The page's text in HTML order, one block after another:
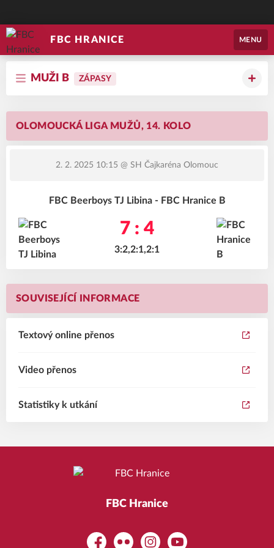
FBC HRANICE MENU
MUŽI B ZÁPASY
OLOMOUCKÁ LIGA MUŽŮ, 14. KOLO
2. 2. 2025 10:15 @ SH Čajkaréna Olomouc
FBC Beerboys TJ Libina - FBC Hranice B
7 : 4
3:2,2:1,2:1
SOUVISEJÍCÍ INFORMACE
Textový online přenos
Video přenos
Statistiky k utkání
FBC Hranice